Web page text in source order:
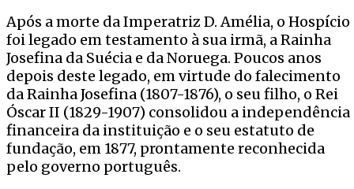
Após a morte da Imperatriz D. Amélia, o Hospício
foi legado em testamento à sua irmã, a Rainha
Josefina da Suécia e da Noruega. Poucos anos
depois deste legado, em virtude do falecimento
da Rainha Josefina (1807-1876), o seu filho, o Rei
Óscar II (1829-1907) consolidou a independência
financeira da instituição e o seu estatuto de
fundação, em 1877, prontamente reconhecida
pelo governo português.